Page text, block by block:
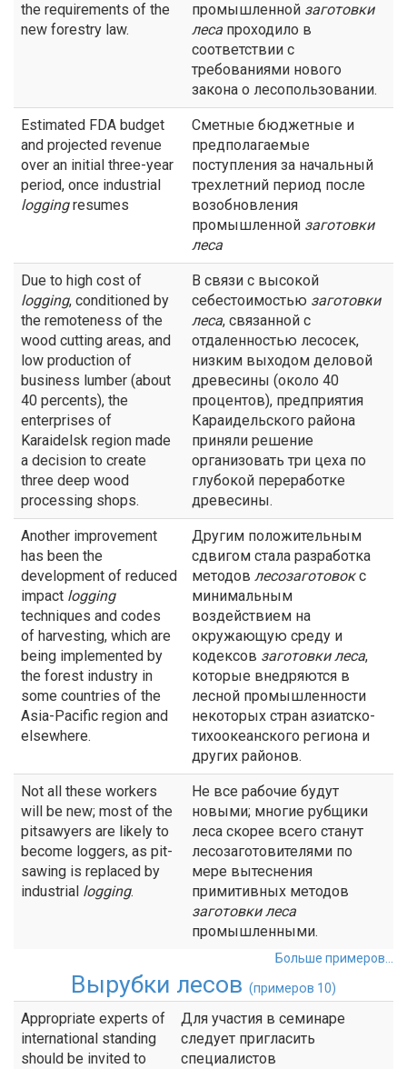
the requirements of the
new forestry law.
промышленной заготовки
леса проходило в
соответствии с
требованиями нового
закона о лесопользовании.
Estimated FDA budget
and projected revenue
over an initial three-year
period, once industrial
loggingresumes
Сметные бюджетные и
предполагаемые
поступления за начальный
трехлетний период после
возобновления
промышленной заготовки
леса
Due to high cost of
logging, conditioned by
the remoteness of the
wood cutting areas, and
low production of
business lumber (about
40 percents), the
enterprises of
Karaidelsk region made
a decision to create
three deep wood
processing shops.
В связи с высокой
себестоимостью заготовки
леса, связанной с
отдаленностью лесосек,
низким выходом деловой
древесины (около 40
процентов), предприятия
Караидельского района
приняли решение
организовать три цеха по
глубокой переработке
древесины.
Another improvement
has been the
development of reduced
impact logging
techniques and codes
of harvesting, which are
being implemented by
the forest industry in
some countries of the
Asia-Pacific region and
elsewhere.
Другим положительным
сдвигом стала разработка
методов лесозаготовокс
минимальным
воздействием на
окружающую среду и
кодексов заготовки леса,
которые внедряются в
лесной промышленности
некоторых стран азиатско-
тихоокеанского региона и
других районов.
Not all these workers
will be new; most of the
pitsawyers are likely to
become loggers, as pit-
sawing is replaced by
industrial logging.
Не все рабочие будут
новыми; многие рубщики
леса скорее всего станут
лесозаготовителями по
мере вытеснения
примитивных методов
заготовкилеса
промышленными.
Больше примеров...
Вырубки лесов (примеров 10)
Appropriate experts of
international standing
should be invited to
Для участия в семинаре
следует пригласить
специалистов